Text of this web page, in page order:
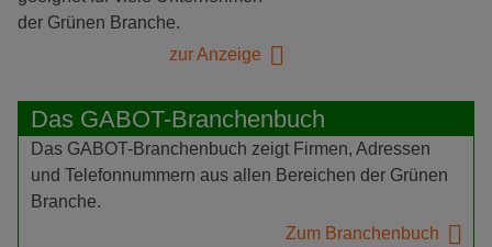
der Grünen Branche.
zur Anzeige
Das GABOT-Branchenbuch
Das GABOT-Branchenbuch zeigt Firmen, Adressen
und Telefonnummern aus allen Bereichen der Grünen
Branche.
Zum Branchenbuch